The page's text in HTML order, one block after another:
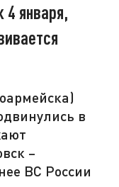
4 января,
в
–
ВС России